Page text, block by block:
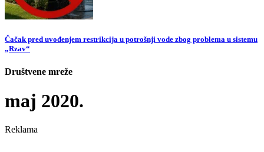
Čačak pred uvođenjem restrikcija u potrošnji vode zbog problema u sistemu
„Rzav“
Društvene mreže
maj 2020.
Reklama